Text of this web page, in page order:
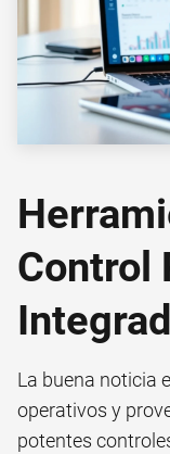
Control
La buena noticia
operativos y
potentes